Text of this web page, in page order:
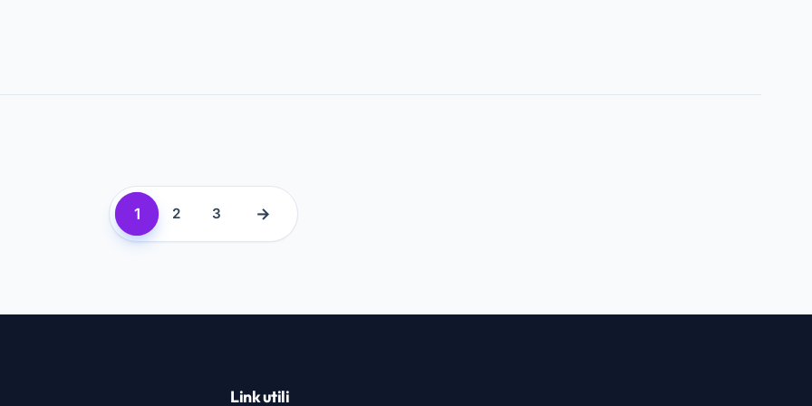
1 2 3 →
Link utili